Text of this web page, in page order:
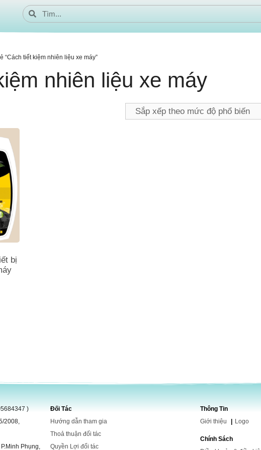
“Cách tiết kiệm nhiên liệu xe máy”
nhiên liệu xe máy
bị
)
2008,
Phụng,
Đối Tác
Hướng dẫn tham gia
Thoả thuận đối tác
Quyền Lợi đối tác
Thông Tin
Giới thiệu | Logo
Chính Sách